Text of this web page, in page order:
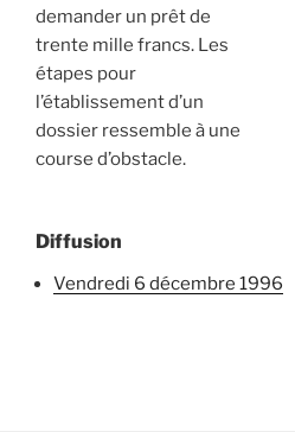
demander un prêt de
trente mille francs. Les
étapes pour
l’établissement d’un
dossier ressemble à une
course d’obstacle.
Diffusion
vendredi 6 décembre 1996